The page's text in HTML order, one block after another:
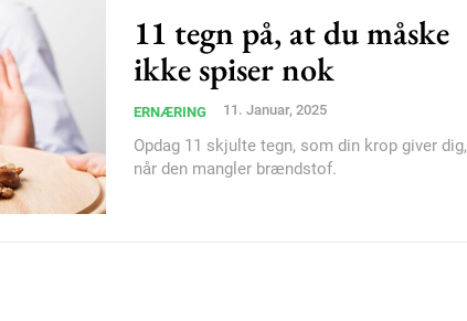
Subscription Plans
11 tegn på, at du måske
ikke spiser nok
ERNÆRING 11. Januar, 2025
Opdag 11 skjulte tegn, som din krop giver dig,
når den mangler brændstof.